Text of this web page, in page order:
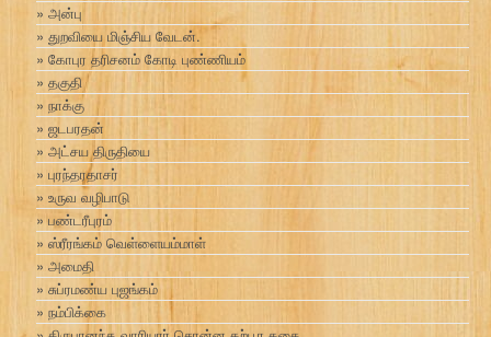
அன்பு
துறவியை மிஞ்சிய வேடன்.
கோபுர தரிசனம் கோடி புண்ணியம்
தகுதி
நாக்கு
ஜடபரதன்
அட்சய திருதியை
புரந்தரதாசர்
உருவ வழிபாடு
பண்டரீபுரம்
ஸ்ரீரங்கம் வெள்ளையம்மாள்
அமைதி
சுப்ரமண்ய புஜங்கம்
நம்பிக்கை